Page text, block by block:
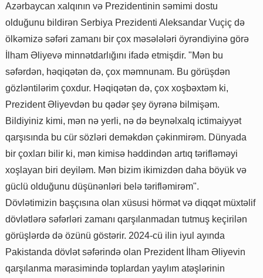
Azərbaycan xalqının və Prezidentinin səmimi dostu
olduğunu bildirən Serbiya Prezidenti Aleksandar Vuçiç də
ölkəmizə səfəri zamanı bir çox məsələləri öyrəndiyinə görə
İlham Əliyevə minnətdarlığını ifadə etmişdir. "Mən bu
səfərdən, həqiqətən də, çox məmnunam. Bu görüşdən
gözləntilərim çoxdur. Həqiqətən də, çox xoşbəxtəm ki,
Prezident Əliyevdən bu qədər şey öyrənə bilmişəm.
Bildiyiniz kimi, mən nə yerli, nə də beynəlxalq ictimaiyyət
qarşısında bu cür sözləri deməkdən çəkinmirəm. Dünyada
bir çoxları bilir ki, mən kimisə həddindən artıq tərifləməyi
xoşlayan biri deyiləm. Mən bizim ikimizdən daha böyük və
güclü olduğunu düşünənləri belə tərifləmirəm".
Dövlətimizin başçısına olan xüsusi hörmət və diqqət müxtəlif
dövlətlərə səfərləri zamanı qarşılanmadan tutmuş keçirilən
görüşlərdə də özünü göstərir. 2024-cü ilin iyul ayında
Pakistanda dövlət səfərində olan Prezident İlham Əliyevin
qarşılanma mərasimində toplardan yaylım atəşlərinin